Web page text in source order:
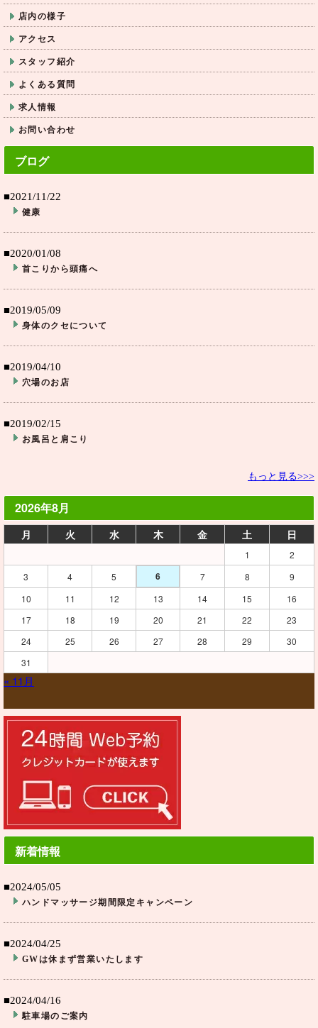
店内の様子
アクセス
スタッフ紹介
よくある質問
求人情報
お問い合わせ
ブログ
■2021/11/22
健康
■2020/01/08
首こりから頭痛へ
■2019/05/09
身体のクセについて
■2019/04/10
穴場のお店
■2019/02/15
お風呂と肩こり
もっと見る>>>
2026年8月
月 火 水 木 金 土 日
1
2
3
4 5 6 7 8
9
10
11 12 13 14 15
16
17
18 19 20 21 22
23
24
25 26 27 28 29
30
31
« 11月
新着情報
■2024/05/05
ハンドマッサージ期間限定キャンペーン
■2024/04/25
GWは休まず営業いたします
■2024/04/16
駐車場のご案内